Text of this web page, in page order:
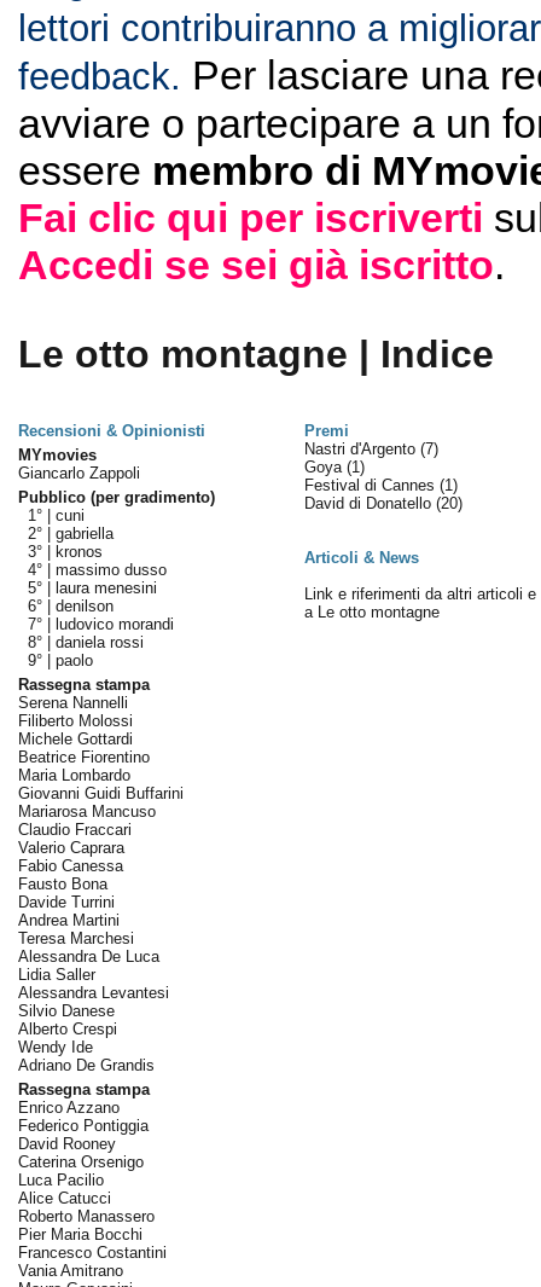
lettori contribuiranno a
feedback. Per lasciare una
avviare o partecipare a un
essere membro di
Fai clic qui per iscriverti
Accedi se sei già iscritto.
Le otto montagne | Indice
Recensioni & Opinionisti
Premi
MYmovies
Giancarlo Zappoli
Pubblico (per gradimento)
1° | cuni
2° | gabriella
3° |
kronos
4° | massimo dusso
5° |
laura menesini
6° | denilson
7° |
ludovico morandi
8° | daniela rossi
9° | paolo
Rassegna stampa
Serena Nannelli
Filiberto Molossi
Michele Gottardi
Beatrice Fiorentino
Maria Lombardo
Giovanni Guidi Buffarini
Mariarosa Mancuso
Claudio Fraccari
Valerio Caprara
Fabio Canessa
Fausto Bona
Davide Turrini
Andrea Martini
Teresa Marchesi
Alessandra De Luca
Lidia Saller
Alessandra Levantesi
Silvio Danese
Alberto Crespi
Wendy Ide
Adriano De Grandis
Rassegna stampa
Enrico Azzano
Federico Pontiggia
David Rooney
Caterina Orsenigo
Luca Pacilio
Alice Catucci
Roberto Manassero
Pier Maria Bocchi
Francesco Costantini
Vania Amitrano
Nastri d'Argento (7)
Goya (1)
Festival di Cannes (1)
David di Donatello (20)
Articoli & News
Link e riferimenti da altri articoli e
a Le otto montagne